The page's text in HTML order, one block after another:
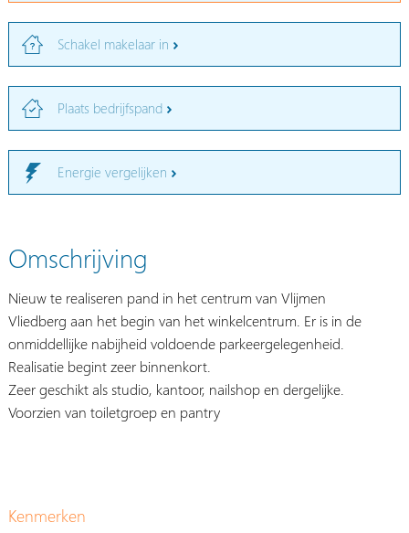
Schakel makelaar in
Plaats bedrijfspand
Energie vergelijken
Omschrijving
Nieuw te realiseren pand in het centrum van Vlijmen
Vliedberg aan het begin van het winkelcentrum. Er is in de
onmiddellijke nabijheid voldoende parkeergelegenheid.
Realisatie begint zeer binnenkort.
Zeer geschikt als studio, kantoor, nailshop en dergelijke.
Voorzien van toiletgroep en pantry
Kenmerken